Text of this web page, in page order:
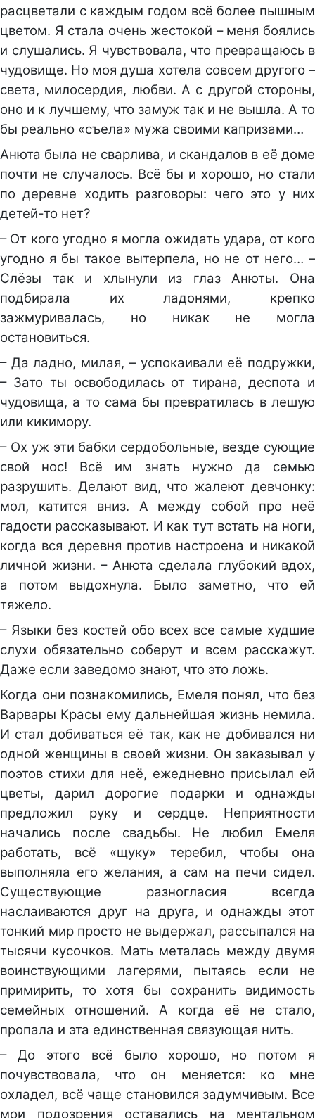
расцветали с каждым годом всё более пышным
цветом. Я стала очень жестокой – меня боялись
и слушались. Я чувствовала, что превращаюсь в
чудовище. Но моя душа хотела совсем другого –
света, милосердия, любви. А с другой стороны,
оно и к лучшему, что замуж так и не вышла. А то
бы реально «съела» мужа своими капризами…
Анюта была не сварлива, и скандалов в её доме
почти не случалось. Всё бы и хорошо, но стали
по деревне ходить разговоры: чего это у них
детей-то нет?
– От кого угодно я могла ожидать удара, от кого
угодно я бы такое вытерпела, но не от него… –
Слёзы так и хлынули из глаз Анюты. Она
подбирала их ладонями, крепко
зажмуривалась, но никак не могла
остановиться.
– Да ладно, милая, – успокаивали её подружки,
– Зато ты освободилась от тирана, деспота и
чудовища, а то сама бы превратилась в лешую
или кикимору.
– Ох уж эти бабки сердобольные, везде сующие
свой нос! Всё им знать нужно да семью
разрушить. Делают вид, что жалеют девчонку:
мол, катится вниз. А между собой про неё
гадости рассказывают. И как тут встать на ноги,
когда вся деревня против настроена и никакой
личной жизни. – Анюта сделала глубокий вдох,
а потом выдохнула. Было заметно, что ей
тяжело.
– Языки без костей обо всех все самые худшие
слухи обязательно соберут и всем расскажут.
Даже если заведомо знают, что это ложь.
Когда они познакомились, Емеля понял, что без
Варвары Красы ему дальнейшая жизнь немила.
И стал добиваться её так, как не добивался ни
одной женщины в своей жизни. Он заказывал у
поэтов стихи для неё, ежедневно присылал ей
цветы, дарил дорогие подарки и однажды
предложил руку и сердце. Неприятности
начались после свадьбы. Не любил Емеля
работать, всё «щуку» теребил, чтобы она
выполняла его желания, а сам на печи сидел.
Существующие разногласия всегда
наслаиваются друг на друга, и однажды этот
тонкий мир просто не выдержал, рассыпался на
тысячи кусочков. Мать металась между двумя
воинствующими лагерями, пытаясь если не
примирить, то хотя бы сохранить видимость
семейных отношений. А когда её не стало,
пропала и эта единственная связующая нить.
– До этого всё было хорошо, но потом я
почувствовала, что он меняется: ко мне
охладел, всё чаще становился задумчивым. Все
мои подозрения оставались на ментальном